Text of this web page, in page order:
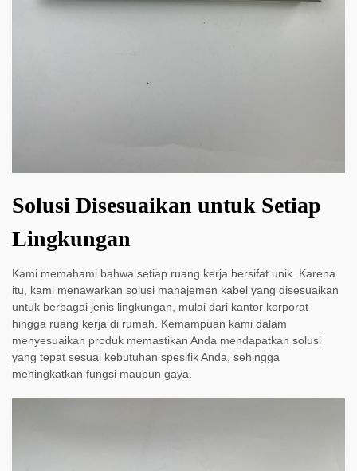
Solusi Disesuaikan untuk Setiap
Lingkungan
Kami memahami bahwa setiap ruang kerja bersifat unik. Karena
itu, kami menawarkan solusi manajemen kabel yang disesuaikan
untuk berbagai jenis lingkungan, mulai dari kantor korporat
hingga ruang kerja di rumah. Kemampuan kami dalam
menyesuaikan produk memastikan Anda mendapatkan solusi
yang tepat sesuai kebutuhan spesifik Anda, sehingga
meningkatkan fungsi maupun gaya.